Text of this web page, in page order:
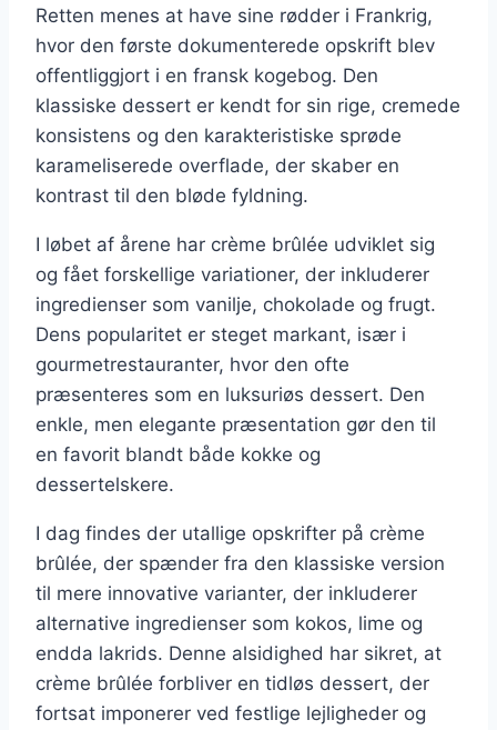
Retten menes at have sine rødder i Frankrig,
hvor den første dokumenterede opskrift blev
offentliggjort i en fransk kogebog. Den
klassiske dessert er kendt for sin rige, cremede
konsistens og den karakteristiske sprøde
karameliserede overflade, der skaber en
kontrast til den bløde fyldning.
I løbet af årene har crème brûlée udviklet sig
og fået forskellige variationer, der inkluderer
ingredienser som vanilje, chokolade og frugt.
Dens popularitet er steget markant, især i
gourmetrestauranter, hvor den ofte
præsenteres som en luksuriøs dessert. Den
enkle, men elegante præsentation gør den til
en favorit blandt både kokke og
dessertelskere.
I dag findes der utallige opskrifter på crème
brûlée, der spænder fra den klassiske version
til mere innovative varianter, der inkluderer
alternative ingredienser som kokos, lime og
endda lakrids. Denne alsidighed har sikret, at
crème brûlée forbliver en tidløs dessert, der
fortsat imponerer ved festlige lejligheder og